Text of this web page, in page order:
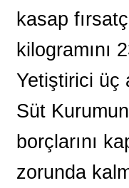
kasap
kilogramını
Yetiştirici üç
Süt
borçlarını
zorunda